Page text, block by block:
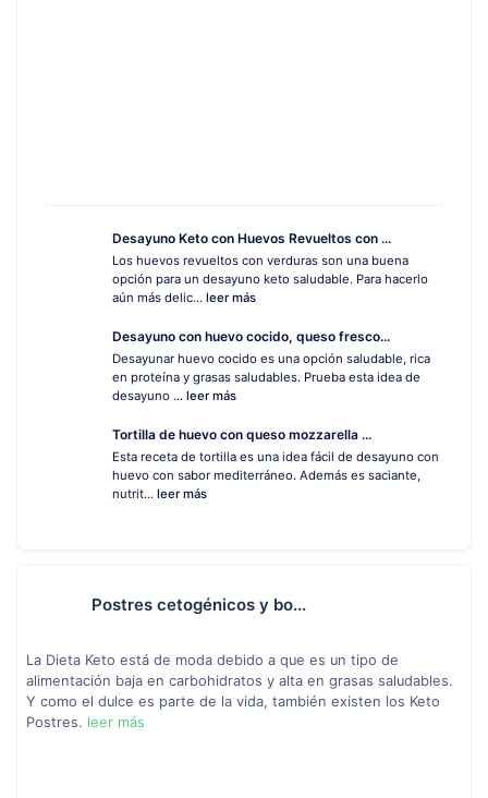
Desayuno Keto con Huevos Revueltos con ...
Los huevos revueltos con verduras son una buena
opción para un desayuno keto saludable. Para hacerlo
aún más delic... leer más
Desayuno con huevo cocido, queso fresco...
Desayunar huevo cocido es una opción saludable, rica
en proteína y grasas saludables. Prueba esta idea de
desayuno ... leer más
Tortilla de huevo con queso mozzarella ...
Esta receta de tortilla es una idea fácil de desayuno con
huevo con sabor mediterráneo. Además es saciante,
nutrit... leer más
Postres cetogénicos y bo...
La Dieta Keto está de moda debido a que es un tipo de
alimentación baja en carbohidratos y alta en grasas saludables.
Y como el dulce es parte de la vida, también existen los Keto
Postres. leer más